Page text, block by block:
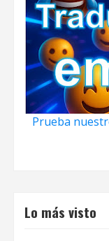
Prueba
Lo más visto